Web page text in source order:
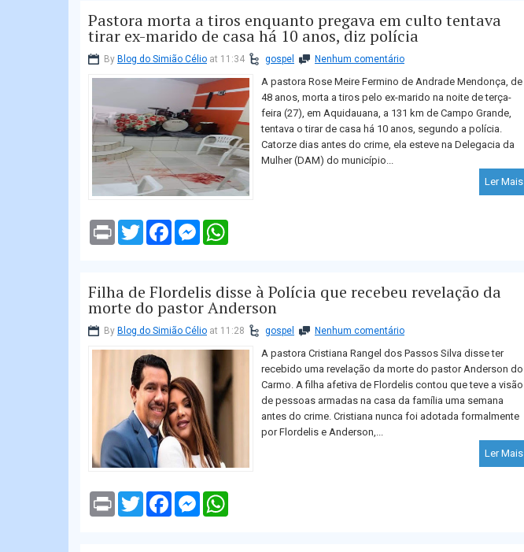
e
o
o
k
n
g
e
r
A
p
p
Pastora morta a tiros enquanto pregava em culto tentava
tirar ex-marido de casa há 10 anos, diz polícia
By Blog do Simião Célio at 11:34 gospel Nenhum comentário
A pastora Rose Meire Fermino de Andrade Mendonça, de
48 anos, morta a tiros pelo ex-marido na noite de terça-
feira (27), em Aquidauana, a 131 km de Campo Grande,
tentava o tirar de casa há 10 anos, segundo a polícia.
Catorze dias antes do crime, ela esteve na Delegacia da
Mulher (DAM) do município...
Ler Mais
P
T
w
e
r
F
o
o
k
M
n
g
e
r
A
p
p
Filha de Flordelis disse à Polícia que recebeu revelação da
morte do pastor Anderson
By Blog do Simião Célio at 11:28 gospel Nenhum comentário
A pastora Cristiana Rangel dos Passos Silva disse ter
recebido uma revelação da morte do pastor Anderson do
Carmo. A filha afetiva de Flordelis contou que teve a visão
de pessoas armadas na casa da família uma semana
antes do crime. Cristiana nunca foi adotada formalmente
por Flordelis e Anderson,...
Ler Mais
P
T
w
F
M